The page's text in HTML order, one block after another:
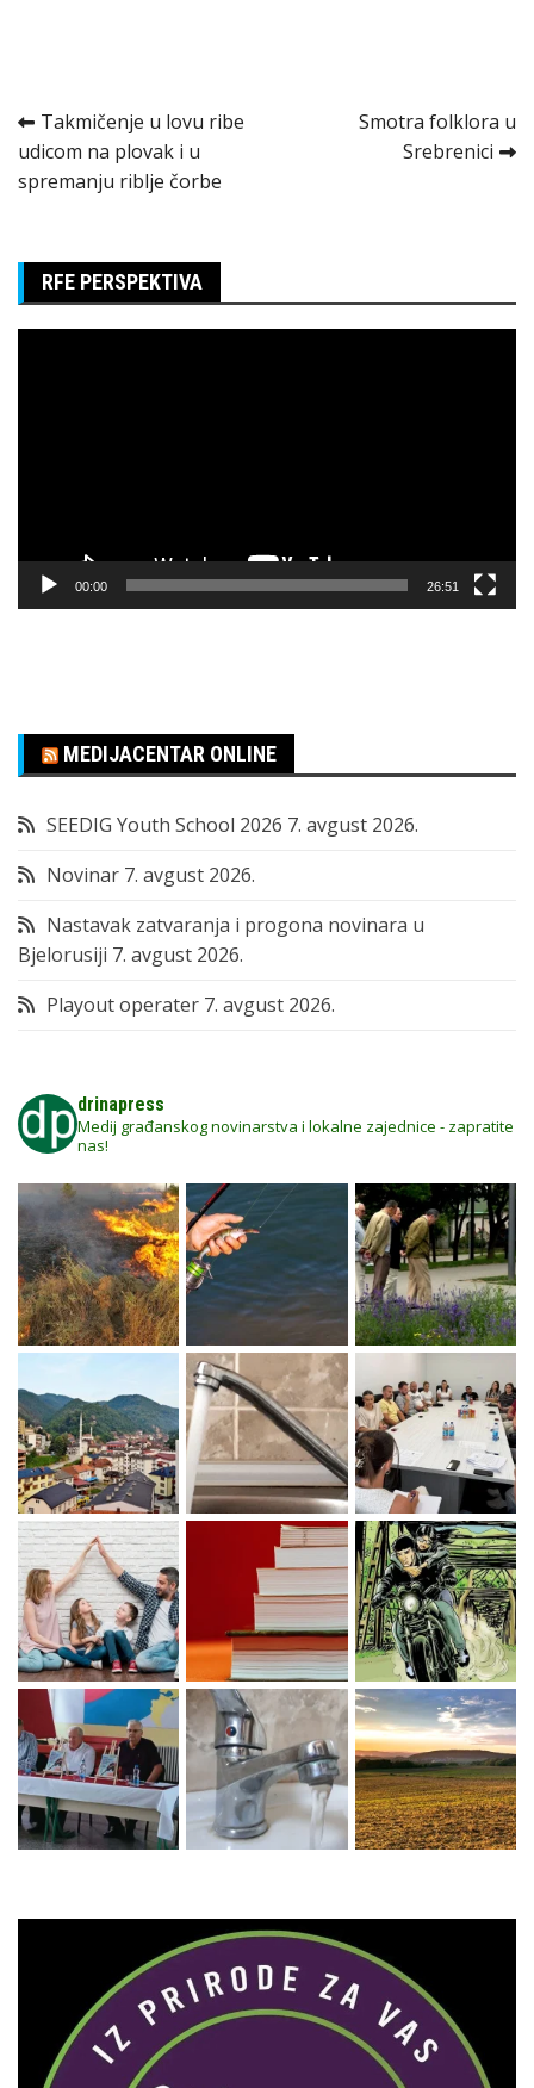
Kretanje
članka
Takmičenje u lovu ribe
udicom na plovak i u
spremanju riblje čorbe
Smotra folklora u
Srebrenici
RFE PERSPEKTIVA
00:00 26:51
MEDIJACENTAR ONLINE
SEEDIG Youth School 2026 7. avgust 2026.
Novinar 7. avgust 2026.
Nastavak zatvaranja i progona novinara u
Bjelorusiji 7. avgust 2026.
Playout operater 7. avgust 2026.
drinapress
Medij građanskog novinarstva i lokalne zajednice - zapratite
nas!